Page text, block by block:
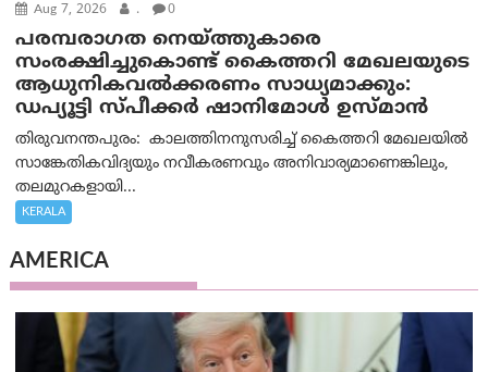
Aug 7, 2026 . 0
പരമ്പരാഗത നെയ്ത്തുകാരെ
സംരക്ഷിച്ചുകൊണ്ട് കൈത്തറി മേഖലയുടെ
ആധുനികവൽക്കരണം സാധ്യമാക്കും:
ഡപ്യൂട്ടി സ്പീക്കർ ഷാനിമോൾ ഉസ്മാൻ
തിരുവനന്തപുരം: കാലത്തിനനുസരിച്ച് കൈത്തറി മേഖലയിൽ
സാങ്കേതികവിദ്യയും നവീകരണവും അനിവാര്യമാണെങ്കിലും,
തലമുറകളായി...
KERALA
AMERICA